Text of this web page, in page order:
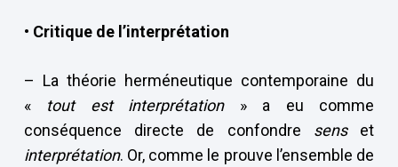
• Critique de l’interprétation
– La théorie herméneutique contemporaine du
« tout est interprétation» a eu comme
conséquence directe de confondre senset
interprétation. Or, comme le prouve l’ensemble de